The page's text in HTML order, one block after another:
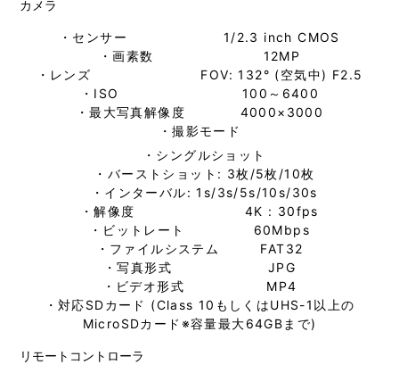
カメラ
・センサー 1/2.3 inch CMOS
・画素数 12MP
・レンズ FOV: 132° (空気中) F2.5
・ISO 100～6400
・最大写真解像度 4000×3000
・撮影モード
・シングルショット
・バーストショット: 3枚/5枚/10枚
・インターバル: 1s/3s/5s/10s/30s
・解像度 4K : 30fps
・ビットレート 60Mbps
・ファイルシステム FAT32
・写真形式 JPG
・ビデオ形式 MP4
・対応SDカード (Class 10もしくはUHS-1以上の
MicroSDカード ※容量最大64GBまで)
リモートコントローラ